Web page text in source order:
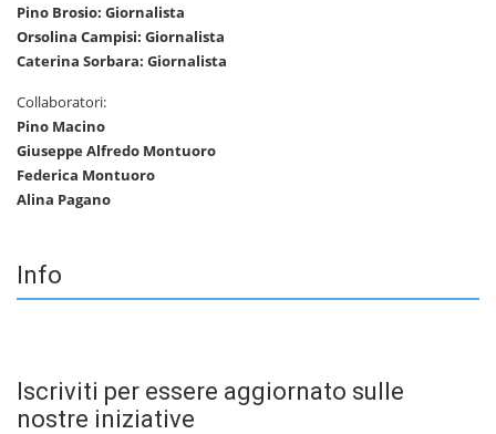
Pino Brosio: Giornalista
Orsolina Campisi: Giornalista
Caterina Sorbara: Giornalista
Collaboratori:
Pino Macino
Giuseppe Alfredo Montuoro
Federica Montuoro
Alina Pagano
Info
Iscriviti per essere aggiornato sulle
nostre iniziative